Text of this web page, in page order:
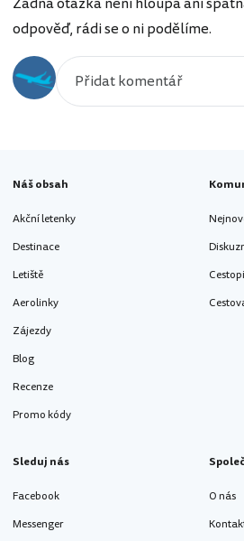
odpověď, rádi se o ni podělíme.
Náš obsah
Akční letenky
Destinace
Letiště
Aerolinky
Zájezdy
Blog
Recenze
Promo kódy
Sleduj nás
Facebook
Messenger
O nás